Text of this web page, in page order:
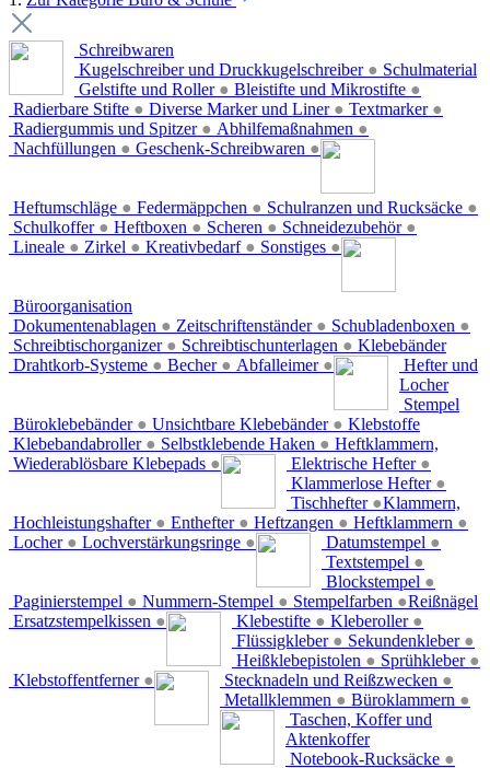
Schreibwaren
Kugelschreiber und Druckkugelschreiber ●
Gelstifte und Roller ● Bleistifte und Mikrostifte ●
Radierbare Stifte ● Diverse Marker und Liner ● Textmarker ●
Radiergummis und Spitzer ● Abhilfemaßnahmen ●
Nachfüllungen ● Geschenk-Schreibwaren ●
Schulmaterial
Heftumschläge ● Federmäppchen ● Schulranzen und Rucksäcke ●
Schulkoffer ● Heftboxen ● Scheren ● Schneidezubehör ●
Lineale ● Zirkel ● Kreativbedarf ● Sonstiges ●
Büroorganisation
Dokumentenablagen ● Zeitschriftenständer ● Schubladenboxen ●
Schreibtischorganizer ● Schreibtischunterlagen ●
Drahtkorb-Systeme ● Becher ● Abfalleimer ●
Klebebänder
Büroklebebänder ● Unsichtbare Klebebänder ●
Klebebandabroller ● Selbstklebende Haken ●
Wiederablösbare Klebepads ●
Hefter und
Locher
Elektrische Hefter ●
Klammerlose Hefter ●
Tischhefter ●
Hochleistungshafter ● Enthefter ● Heftzangen ● Heftklammern ●
Locher ● Lochverstärkungsringe ●
Stempel
Datumstempel ●
Textstempel ●
Blockstempel ●
Paginierstempel ● Nummern-Stempel ● Stempelfarben ●
Ersatzstempelkissen ●
Klebstoffe
Klebestifte ● Kleberoller ●
Flüssigkleber ● Sekundenkleber ●
Heißklebepistolen ● Sprühkleber ●
Klebstoffentferner ●
Heftklammern,
Klammern,
Reißnägel
Stecknadeln und Reißzwecken ●
Metallklemmen ● Büroklammern ●
Taschen, Koffer und
Aktenkoffer
Notebook-Rucksäcke ●